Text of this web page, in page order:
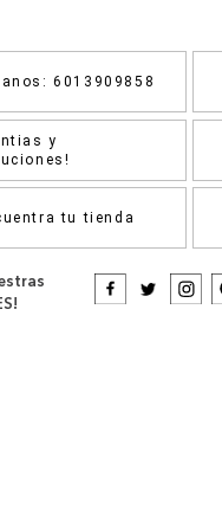
6013909858
y
tu tienda